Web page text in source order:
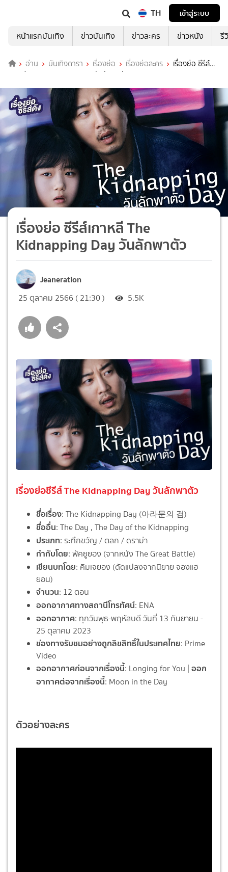
TH
เข้าสู่ระบบ
หน้าแรกบันเทิง
ข่าวบันเทิง ข่าวละคร ข่าวหนัง รี
อ่าน บันเทิงดารา เรื่องย่อ เรื่องย่อละคร
เรื่องย่อ ซีรีส์
เกาหลี The Kidnapping Day วันลักพาตัว
เรื่องย่อ ซีรีส์เกาหลี The
Kidnapping Day วันลักพาตัว
Jeaneration
25 ตุลาคม 2566 ( 21:30 ) 5.5K
เรื่องย่อซีรีส์ The Kidnapping Day วันลักพาตัว
ชื่อเรื่อง: The Kidnapping Day (아라문의 검)
ชื่ออื่น: The Day , The Day of the Kidnapping
ประเภท: ระทึกขวัญ / ตลก / ดราม่า
กำกับโดย: พัคยูยอง (จากหนัง The Great Battle)
เขียนบทโดย: คิมเจยอง (ดัดแปลงจากนิยาย จองแฮ
ยอน)
จำนวน: 12 ตอน
ออกอากาศทางสถานีโทรทัศน์: ENA
ออกอากาศ: ทุกวันพุธ-พฤหัสบดี วันที่ 13 กันยายน -
25 ตุลาคม 2023
ช่องทางรับชมอย่างถูกลิขสิทธิ์ในประเทศไทย: Prime
Video
ออกอากาศก่อนจากเรื่องนี้: Longing for You | ออก
อากาศต่อจากเรื่องนี้: Moon in the Day
ตัวอย่างละคร